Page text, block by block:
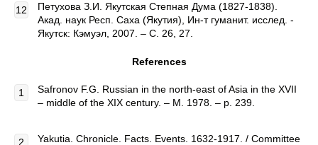
Петухова З.И. Якутская Степная Дума (1827-1838).
Акад. наук Респ. Саха (Якутия), Ин-т гуманит. исслед. -
Якутск: Кэмуэл, 2007. – С. 26, 27.
References
Safronov F.G. Russian in the north-east of Asia in the XVII
– middle of the XIX century. – M. 1978. – p. 239.
Yakutia. Chronicle. Facts. Events. 1632-1917. / Committee